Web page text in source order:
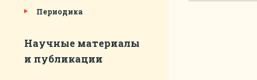
Периодика
Научные материалы
и публикации